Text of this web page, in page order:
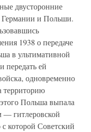
двусторонние
и Польши.
1938 о передаче
в ультимативной
передать ей
одновременно
территорию
Польша выпала
— гитлеровской
которой Советский